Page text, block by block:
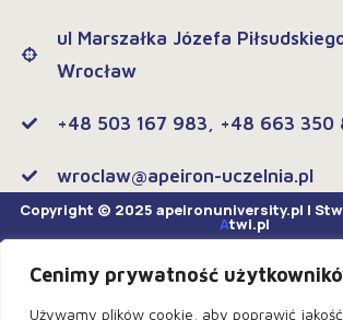
Cenimy prywatność
Używamy plików cookie, aby poprawić
ul Marszałka Józefa
Wrocław
+48 503 167 983, +48 663 350
wroclaw@apeiron-uczelnia.pl
Copyright © 2025 apeironuniversity.pl |
Atwi.pl